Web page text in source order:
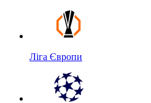
Ліга Європи